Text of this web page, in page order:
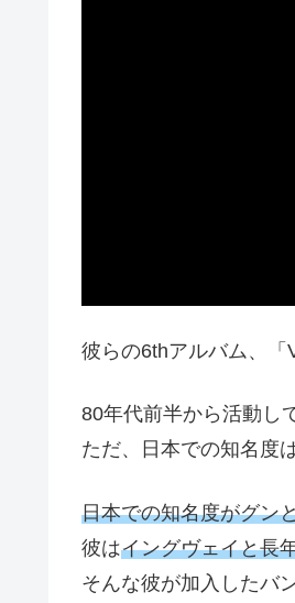
彼らの6thアルバム、「
80年代前半から活動し
ただ、日本での知名度
日本での知名度がグン
彼はイングヴェイと長
そんな彼が加入したバ